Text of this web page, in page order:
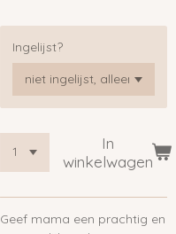
Ingelijst?
In
winkelwagen
Geef mama een prachtig en